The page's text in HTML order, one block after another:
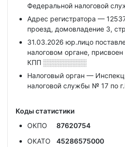
Федеральной налоговой
Адрес регистратора —
проезд, домовладение 3,
31.03.2026 юр.лицо
налоговом органе,
КПП ░░░░░░░░░
Налоговый орган —
налоговой службы № 17 по
Коды статистики
ОКПО
87620754
ОКАТО
45286575000